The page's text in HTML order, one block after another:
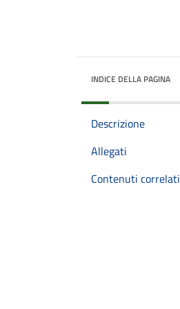
INDICE DELLA PAGINA
Descrizione
Allegati
Contenuti correlati